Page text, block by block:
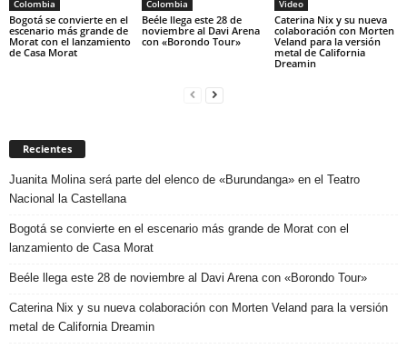
Colombia
Bogotá se convierte en el
escenario más grande de
Morat con el lanzamiento
de Casa Morat
Colombia
Beéle llega este 28 de
noviembre al Davi Arena
con «Borondo Tour»
Video
Caterina Nix y su nueva
colaboración con Morten
Veland para la versión
metal de California
Dreamin
Recientes
Juanita Molina será parte del elenco de «Burundanga» en el Teatro
Nacional la Castellana
Bogotá se convierte en el escenario más grande de Morat con el
lanzamiento de Casa Morat
Beéle llega este 28 de noviembre al Davi Arena con «Borondo Tour»
Caterina Nix y su nueva colaboración con Morten Veland para la versión
metal de California Dreamin